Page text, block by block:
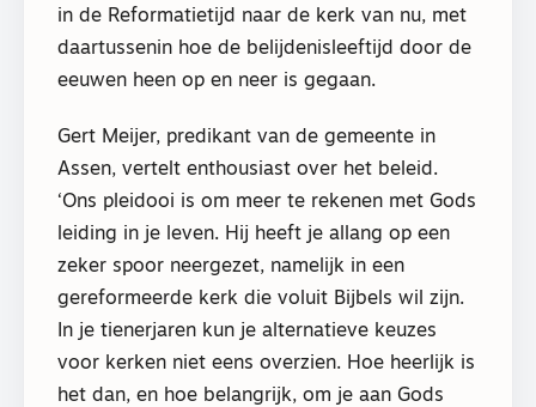
in de Reformatietijd naar de kerk van nu, met
daartussenin hoe de belijdenisleeftijd door de
eeuwen heen op en neer is gegaan.
Gert Meijer, predikant van de gemeente in
Assen, vertelt enthousiast over het beleid.
‘Ons pleidooi is om meer te rekenen met Gods
leiding in je leven. Hij heeft je allang op een
zeker spoor neergezet, namelijk in een
gereformeerde kerk die voluit Bijbels wil zijn.
In je tienerjaren kun je alternatieve keuzes
voor kerken niet eens overzien. Hoe heerlijk is
het dan, en hoe belangrijk, om je aan Gods